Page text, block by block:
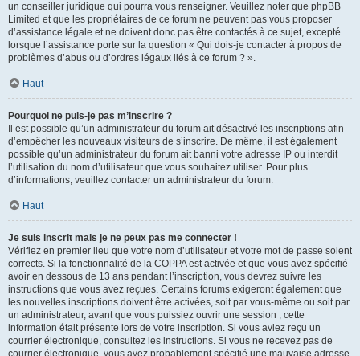
un conseiller juridique qui pourra vous renseigner. Veuillez noter que phpBB
Limited et que les propriétaires de ce forum ne peuvent pas vous proposer
d’assistance légale et ne doivent donc pas être contactés à ce sujet, excepté
lorsque l’assistance porte sur la question « Qui dois-je contacter à propos de
problèmes d’abus ou d’ordres légaux liés à ce forum ? ».
Haut
Pourquoi ne puis-je pas m’inscrire ?
Il est possible qu’un administrateur du forum ait désactivé les inscriptions afin
d’empêcher les nouveaux visiteurs de s’inscrire. De même, il est également
possible qu’un administrateur du forum ait banni votre adresse IP ou interdit
l’utilisation du nom d’utilisateur que vous souhaitez utiliser. Pour plus
d’informations, veuillez contacter un administrateur du forum.
Haut
Je suis inscrit mais je ne peux pas me connecter !
Vérifiez en premier lieu que votre nom d’utilisateur et votre mot de passe soient
corrects. Si la fonctionnalité de la COPPA est activée et que vous avez spécifié
avoir en dessous de 13 ans pendant l’inscription, vous devrez suivre les
instructions que vous avez reçues. Certains forums exigeront également que
les nouvelles inscriptions doivent être activées, soit par vous-même ou soit par
un administrateur, avant que vous puissiez ouvrir une session ; cette
information était présente lors de votre inscription. Si vous aviez reçu un
courrier électronique, consultez les instructions. Si vous ne recevez pas de
courrier électronique, vous avez probablement spécifié une mauvaise adresse